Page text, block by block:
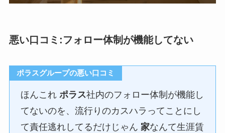
悪い口コミ:フォロー体制が機能してない
ポラスグループの悪い口コミ
ほんこれポラス社内のフォロー体制が機能し
てないのを、流行りのカスハラってことにし
て責任逃れしてるだけじゃん家なんて生涯賃